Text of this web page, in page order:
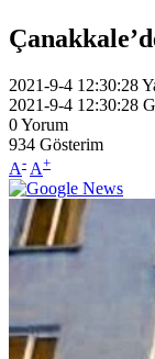
2021-9-4 12:30:28
2021-9-4 12:30:28
0Yorum
934 Gösterim
A- A+